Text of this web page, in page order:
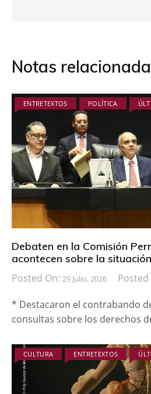
Notas
ENTRETEXTOS POLÍTICA
Debaten en la Comisión
acontecen sobre la
Posted On: 29 Julio, 2026 Posted
* Destacaron el contrabando
consultas sobre los derechos
CULTURA ENTRETEXTOS